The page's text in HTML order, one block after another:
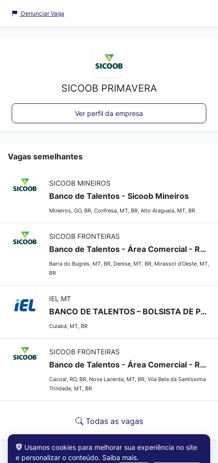
Denunciar Vaga
SICOOB PRIMAVERA
Ver perfil da empresa
Vagas semelhantes
SICOOB MINEIROS
Banco de Talentos - Sicoob Mineiros
Mineiros, GO, BR, Confresa, MT, BR, Alto Araguaia, MT, BR
SICOOB FRONTEIRAS
Banco de Talentos - Área Comercial - Regional Cerrado
Barra do Bugres, MT, BR, Denise, MT, BR, Mirassol d'Oeste, MT,
BR
IEL MT
BANCO DE TALENTOS – BOLSISTA DE PESQUISA E INOVAÇÃO PROJETO CONEXÃO TALENTOS - NÍVEL MESTRE
Cuiabá, MT, BR
SICOOB FRONTEIRAS
Banco de Talentos - Área Comercial - Regional Vale do Guaporé
Cacoal, RO, BR, Nova Lacerda, MT, BR, Vila Bela da Santíssima
Trindade, MT, BR
Todas as vagas
Usamos cookies para melhorar sua experiência no site
e personalizar o conteúdo. Saiba mais.